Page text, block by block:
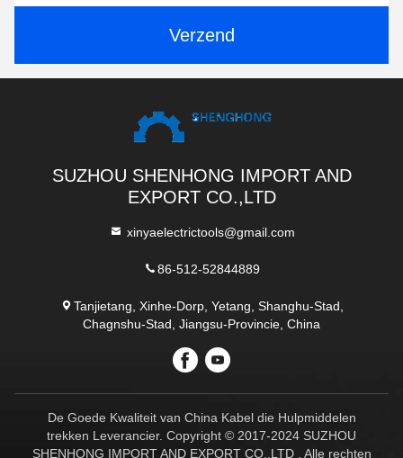
Verzend
SUZHOU SHENHONG IMPORT AND
EXPORT CO.,LTD
xinyaelectrictools@gmail.com
86-512-52844889
Tanjietang, Xinhe-Dorp, Yetang, Shanghu-Stad,
Chagnshu-Stad, Jiangsu-Provincie, China
De Goede Kwaliteit van China Kabel die Hulpmiddelen
trekken Leverancier. Copyright © 2017-2024 SUZHOU
SHENHONG IMPORT AND EXPORT CO.,LTD . Alle rechten